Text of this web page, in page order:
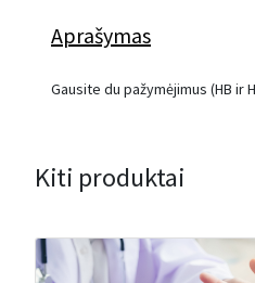
Aprašymas
Gausite du pažymėjimus (HB ir
Kiti produktai